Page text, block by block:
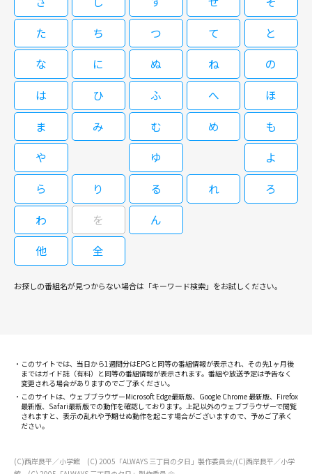
後に「ゴジラ-1.0」を手掛ける山崎貴監督が映画化、興収８７億円という巨
大ヒットを記録した戦争ドラマ大作。岡田准一が回想の中の祖父役を演じ、
三浦春馬がその孫に当たる現代の青年役で出演。共演は井上真央ほか。撮影
用に実物大の零戦も作られ、山崎監督らしいＶＦＸ場面とともに、臨場感あ
る空戦シーンを描いた。 司法試験浪人の健太郎は、結果を出せないことで
進路に疑問を抱き始めていた。そんなとき、彼は今の祖父とは血のつながり
がなく、宮部久蔵という血縁上の祖父が太平洋戦争末期に特攻で命を落とし
ていた事実を知る。そのときの祖父が自分と同じ２６歳だったと聞き、健太
郎は祖父の人生をたどり始める。だが当時の祖父を知る人々は、宮部は天才
的なパイロットながら、生還に執着する臆病者、卑怯者だったと口をそろえ
て非難し……。
特集：第二次世界大戦の記憶を見つ
めて 永遠の０
08/26(水)12:15～14:45
現代の青年が、自分と同じ歳で命を散らせた元特攻隊員の祖父の人生をたど
る中で、戦争に関わった人々の想いに触れていく。百田尚樹のベストセラー
を映画化した大ヒット作。 主題歌：サザンオールスターズ（「蛍」） すご
腕の零戦乗りである一方、生還に執着し続けた臆病者と非難も浴びていた祖
父。その彼がなぜ特攻を志願したのか？ 百田によるベストセラー小説を、
後に「ゴジラ-1.0」を手掛ける山崎貴監督が映画化、興収８７億円という巨
大ヒットを記録した戦争ドラマ大作。岡田准一が回想の中の祖父役を演じ、
三浦春馬がその孫に当たる現代の青年役で出演。共演は井上真央ほか。撮影
用に実物大の零戦も作られ、山崎監督らしいＶＦＸ場面とともに、臨場感あ
る空戦シーンを描いた。 司法試験浪人の健太郎は、結果を出せないことで
進路に疑問を抱き始めていた。そんなとき、彼は今の祖父とは血のつながり
がなく、宮部久蔵という血縁上の祖父が太平洋戦争末期に特攻で命を落とし
ていた事実を知る。そのときの祖父が自分と同じ２６歳だったと聞き、健太
閉じる
た
ち つ て
と
な
に ぬ ね
の
は
ひ ふ へ
ほ
ま
み む め
も
や
ゆ
よ
ら
り る れ
ろ
わ
を
ん
他
全
お探しの番組名が見つからない場合は「キーワード検索」をお試しください。
このサイトでは、当日から1週間分はEPGと同等の番組情報が表示され、その先1ヶ月後
まではガイド誌（有料）と同等の番組情報が表示されます。番組や放送予定は予告なく
変更される場合がありますのでご了承ください。
このサイトは、ウェブブラウザーMicrosoft Edge最新版、Google Chrome 最新版、Firefox
最新版、Safari最新版での動作を確認しております。上記以外のウェブブラウザーで閲覧
されますと、表示の乱れや予期せぬ動作を起こす場合がございますので、予めご了承く
ださい。
(C)西岸良平／小学館 (C) 2005「ALWAYS 三丁目の夕日」製作委員会/(C)西岸良平／小学